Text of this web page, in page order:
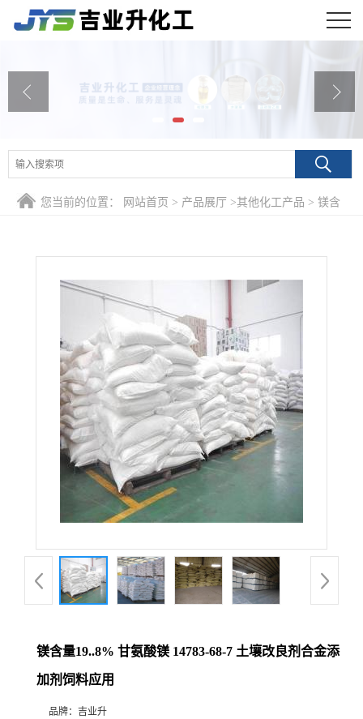
公司介绍
产品展厅
证书荣誉
在线留言
您当前的位置： 网站首页 > 产品展厅 >其他化工产品 > 镁含
镁含量19..8% 甘氨酸镁 14783-68-7 土壤改良剂合金添
加剂饲料应用
品牌： 吉业升